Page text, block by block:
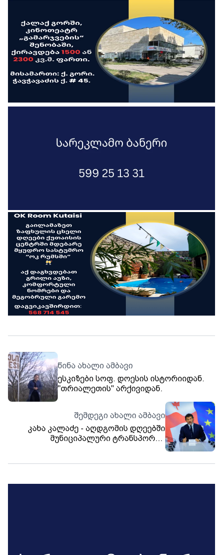
წინა ახალი ამბავი
ესკიზები სოფ. დოესის ისტორიიდან.
"თრიალეთის" არქივიდან.
შემდეგი ახალი ამბავი
კახა კალაძე - აღდგომის დღეებში
მუნიციპალური ტრანსპორტი